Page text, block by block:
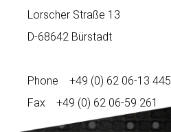
Lorscher Straße 13
D-68642 Bürstadt
Phone +49 (0) 62 06-13 445
Fax +49 (0) 62 06-59 261